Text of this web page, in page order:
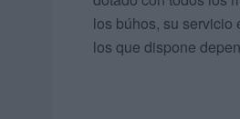
los búhos, su servicio
los que dispone